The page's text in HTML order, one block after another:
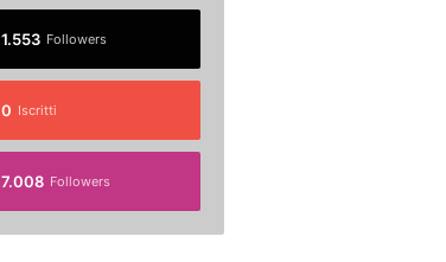
1.553 Followers
0 Iscritti
7.008 Followers